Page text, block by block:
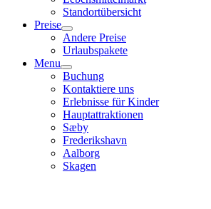
Standortübersicht
Preise
Andere Preise
Urlaubspakete
Menu
Buchung
Kontaktiere uns
Erlebnisse für Kinder
Hauptattraktionen
Sæby
Frederikshavn
Aalborg
Skagen